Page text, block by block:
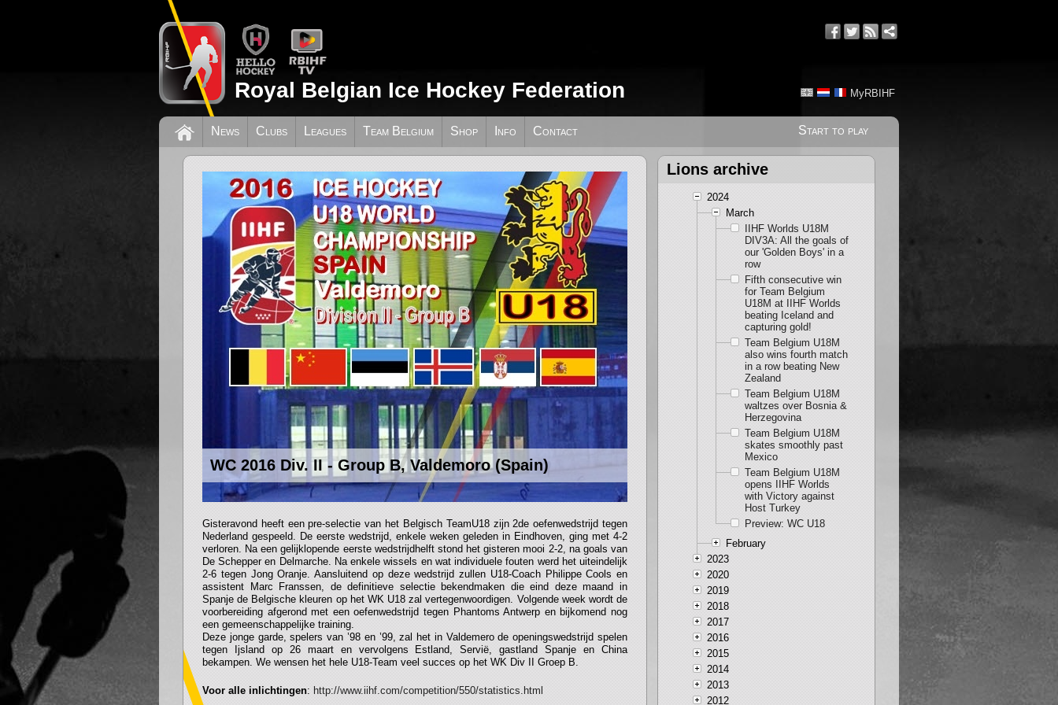
MyRBIHF
Royal Belgian Ice Hockey Federation
Start to play
News Clubs Leagues Team Belgium Shop Info Contact
WC 2016 Div. II - Group B, Valdemoro (Spain)
Gisteravond heeft een pre-selectie van het Belgisch TeamU18 zijn 2de oefenwedstrijd tegen
Nederland gespeeld. De eerste wedstrijd, enkele weken geleden in Eindhoven, ging met 4-2
verloren. Na een gelijklopende eerste wedstrijdhelft stond het gisteren mooi 2-2, na goals van
De Schepper en Delmarche. Na enkele wissels en wat individuele fouten werd het uiteindelijk
2-6 tegen Jong Oranje. Aansluitend op deze wedstrijd zullen U18-Coach Philippe Cools en
assistent Marc Franssen, de definitieve selectie bekendmaken die eind deze maand in
Spanje de Belgische kleuren op het WK U18 zal vertegenwoordigen. Volgende week wordt de
voorbereiding afgerond met een oefenwedstrijd tegen Phantoms Antwerp en bijkomend nog
een gemeenschappelijke training.
Deze jonge garde, spelers van ’98 en ’99, zal het in Valdemero de openingswedstrijd spelen
tegen Ijsland op 26 maart en vervolgens Estland, Servië, gastland Spanje en China
bekampen. We wensen het hele U18-Team veel succes op het WK Div II Groep B.
Voor alle inlichtingen: http://www.iihf.com/competition/550/statistics.html
Lions archive
2024
March
IIHF Worlds U18M
DIV3A: All the goals of
our 'Golden Boys' in a
row
Fifth consecutive win
for Team Belgium
U18M at IIHF Worlds
beating Iceland and
capturing gold!
Team Belgium U18M
also wins fourth match
in a row beating New
Zealand
Team Belgium U18M
waltzes over Bosnia &
Herzegovina
Team Belgium U18M
skates smoothly past
Mexico
Team Belgium U18M
opens IIHF Worlds
with Victory against
Host Turkey
Preview: WC U18
February
2023
2020
2019
2018
2017
2016
2015
2014
2013
2012